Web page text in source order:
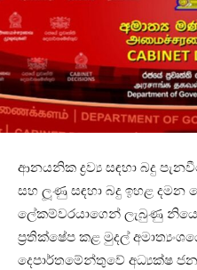
ආනයනික ද්‍රව්‍ය සඳහා බදු
සහ ලූණු සඳහා බදු ඉහළ දමන
ලේකම්වරයාගෙන් ලැබුණු
ප්‍රතික්ෂේප කළ මුදල්
දෙපාර්තමේන්තුවේ අධ්‍යක්ෂ